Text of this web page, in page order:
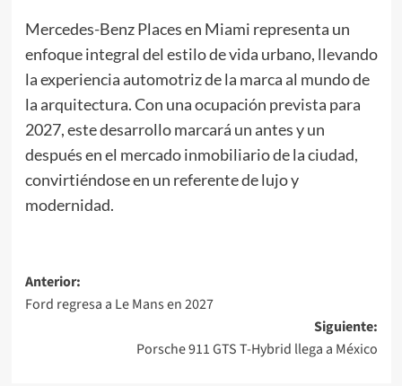
Mercedes-Benz Places en Miami representa un
enfoque integral del estilo de vida urbano, llevando
la experiencia automotriz de la marca al mundo de
la arquitectura. Con una ocupación prevista para
2027, este desarrollo marcará un antes y un
después en el mercado inmobiliario de la ciudad,
convirtiéndose en un referente de lujo y
modernidad.
Navegación
de
Anterior:
Ford regresa a Le Mans en 2027
Siguiente:
Porsche 911 GTS T-Hybrid llega a México